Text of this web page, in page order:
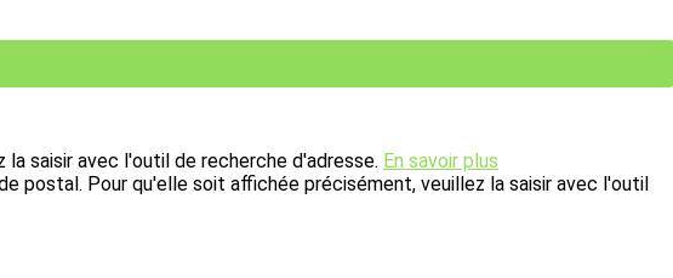
saisir avec l'outil de recherche d'adresse. En savoir plus
postal. Pour qu'elle soit affichée précisément, veuillez la saisir avec l'outil